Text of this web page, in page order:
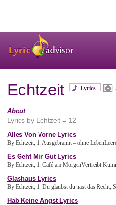
Echtzeit Lyrics
About
Lyrics by Echtzeit = 12
Alles Von Vorne Lyrics
By Echtzeit, 1. Ausgebrannt – ohne
Es Geht Mir Gut Lyrics
By Echtzeit, 1. Café am MorgenVertreibt
Glashaus Lyrics
By Echtzeit, 1. Du glaubst du hast das Recht,
Hab Keine Angst Lyrics